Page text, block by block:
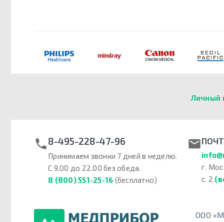
Личный
8-495-228-47-96
Принимаем звонки 7 дней в неделю.
С 9.00 до 22.00 без обеда.
8 (800) 551-25-16 (бесплатно)
г.
с. 2
ООО